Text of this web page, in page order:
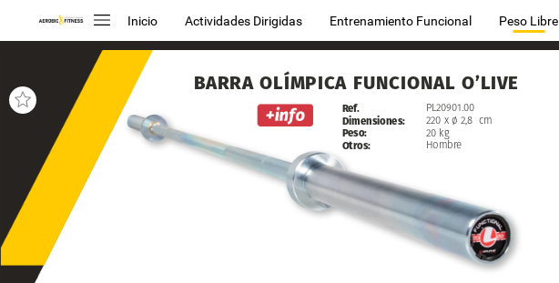
Inicio Actividades Dirigidas Entrenamiento Funcional Peso Libre
BARRA OLÍMPICA FUNCIONAL O’LIVE
PL20901.00
220 x ø 2,8 cm
20 kg
Hombre
Ref.
Dimensiones:
Peso:
Otros: